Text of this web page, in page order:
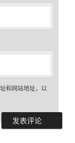
和网站地址，以